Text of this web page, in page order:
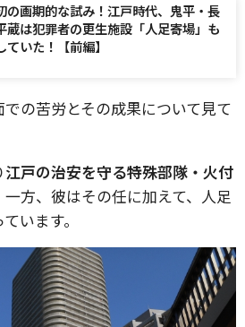
の画期的な試み！江戸時代、鬼平・長
蔵は犯罪者の更生施設「人足寄場」も
ていた！【前編】
での苦労とその成果について見て
江戸の治安を守る特殊部隊・火付
方、彼はその任に加えて、人足
います。